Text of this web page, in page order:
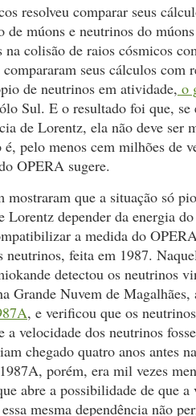
resolveu comparar seus
de múons e neutrinos do
colisão de raios cósmicos
seus cálculos com
de neutrinos em atividade, o
Sul. E o resultado foi que, se
de Lorentz, ela não deve ser
pelo menos cem milhões de
OPERA sugere.
mostraram que a situação só
Lorentz depender da energia
a medida do
neutrinos, feita em 1987.
detectou os neutrinos
Grande Nuvem de
, e verificou que os
a velocidade dos neutrinos
chegado quatro anos antes
porém, era mil vezes
abre a possibilidade de que a
mesma dependência não